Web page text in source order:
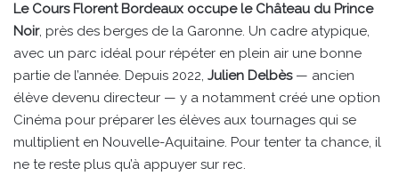
Le Cours Florent Bordeaux occupe le Château du Prince
Noir, près des berges de la Garonne. Un cadre atypique,
avec un parc idéal pour répéter en plein air une bonne
partie de l’année. Depuis 2022, Julien Delbès— ancien
élève devenu directeur — y a notamment créé une option
Cinéma pour préparer les élèves aux tournages qui se
multiplient en Nouvelle-Aquitaine. Pour tenter ta chance, il
ne te reste plus qu’à appuyer sur rec.